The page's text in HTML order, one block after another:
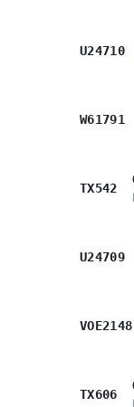
U24710
W61791
TX542
U24709
VOE2148
TX606